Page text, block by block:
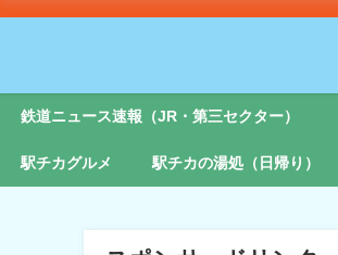
鉄道ニュース速報（JR・第三セクター）
駅チカグルメ 駅チカの湯処（日帰り）